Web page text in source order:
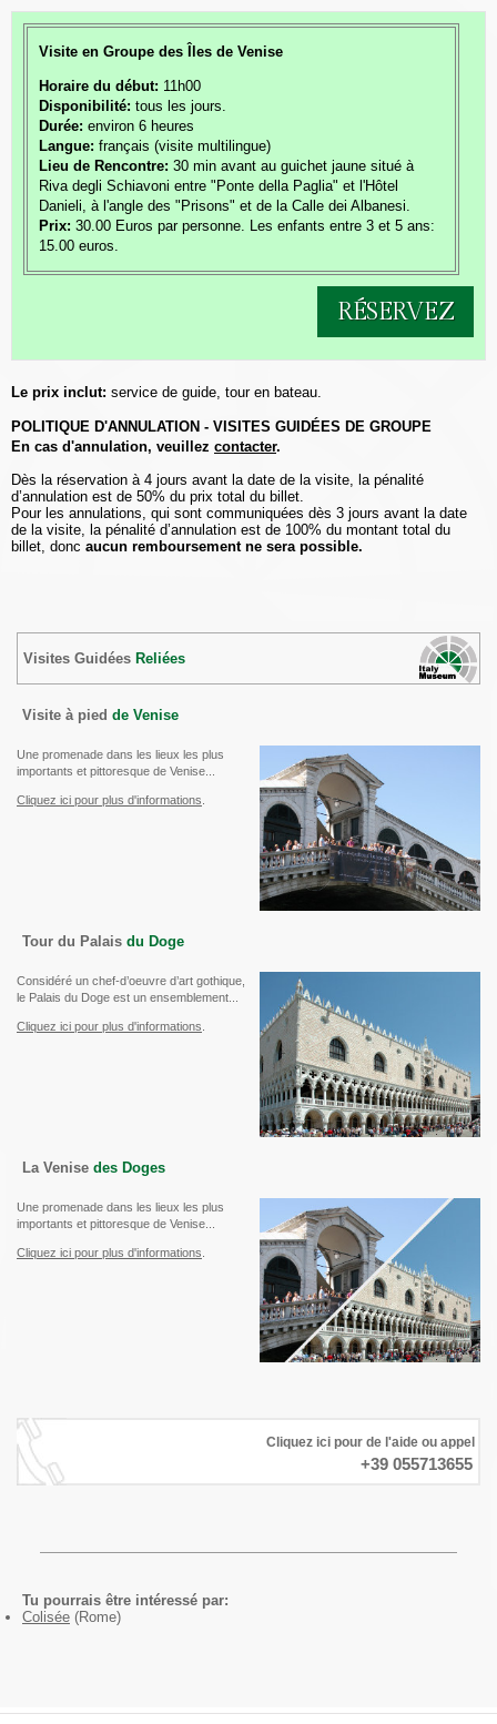
Visite en Groupe des Îles de Venise
Horaire du début: 11h00
Disponibilité: tous les jours.
Durée: environ 6 heures
Langue: français (visite multilingue)
Lieu de Rencontre: 30 min avant au guichet jaune situé à
Riva degli Schiavoni entre "Ponte della Paglia" et l'Hôtel
Danieli, à l'angle des "Prisons" et de la Calle dei Albanesi.
Prix: 30.00 Euros par personne. Les enfants entre 3 et 5 ans:
15.00 euros.
RÉSERVEZ
Le prix inclut: service de guide, tour en bateau.
POLITIQUE D'ANNULATION - VISITES GUIDÉES DE GROUPE
En cas d'annulation, veuillez contacter.
Dès la réservation à 4 jours avant la date de la visite, la pénalité
d’annulation est de 50% du prix total du billet.
Pour les annulations, qui sont communiquées dès 3 jours avant la date
de la visite, la pénalité d’annulation est de 100% du montant total du
billet, donc aucun remboursement ne sera possible.
Visites Guidées Reliées
Visite à pied de Venise
Une promenade dans les lieux les plus
importants et pittoresque de Venise...
Cliquez ici pour plus d'informations
Tour du Palais du Doge
Considéré un chef-d’oeuvre d’art gothique,
le Palais du Doge est un ensemblement...
Cliquez ici pour plus d'informations
La Venise des Doges
Une promenade dans les lieux les plus
importants et pittoresque de Venise...
Cliquez ici pour plus d'informations
Cliquez ici pour de l'aide ou appel
+39 055713655
Tu pourrais être intéressé par:
Colisée (Rome)